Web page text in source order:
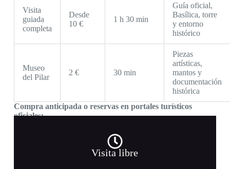
Visita
guiada
completa
Desde
10 €
1 h 30 min
Guía oficial,
Basílica, torre
y entorno
histórico
Museo
del Pilar
2 € 30 min
Piezas
artísticas,
mantos y
documentación
histórica
Compra anticipada o reservas en portales turísticos
oficiales:
Tipos de visita y
Visita libre